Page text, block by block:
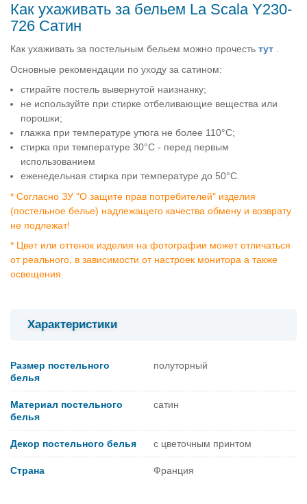
Как ухаживать за бельем La Scala Y230-
726 Сатин
Как ухаживать за постельным бельем можно прочесть тут .
Основные рекомендации по уходу за сатином:
стирайте постель вывернутой наизнанку;
не используйте при стирке отбеливающие вещества или
порошки;
глажка при температуре утюга не более 110°C;
стирка при температуре 30°C - перед первым
использованием
еженедельная стирка при температуре до 50°C.
* Согласно ЗУ "О защите прав потребителей" изделия
(постельное белье) надлежащего качества обмену и возврату
не подлежат!
* Цвет или оттенок изделия на фотографии может отличаться
от реального, в зависимости от настроек монитора а также
освещения.
Характеристики
Размер постельного
белья
полуторный
Материал постельного
белья
сатин
Декор постельного белья с цветочным принтом
Страна Франция